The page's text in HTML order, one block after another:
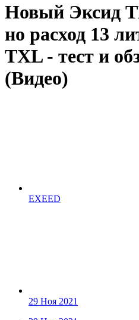
Новый Эксид
но расход 13
TXL - тест и
(Видео)
EXEED
29 Ноя 2021